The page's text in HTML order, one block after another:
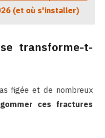
(et où s'installer)
transforme-t-
figée et de nombreux
ces fractures